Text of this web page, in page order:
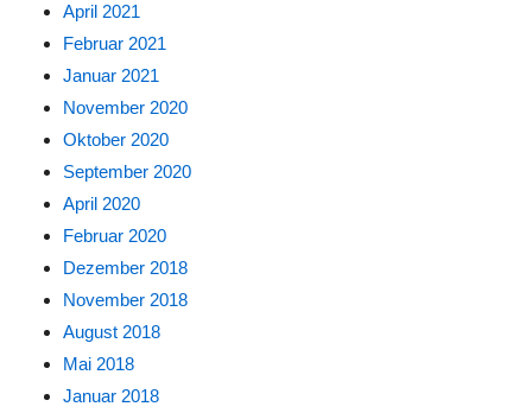
April 2021
Februar 2021
Januar 2021
November 2020
Oktober 2020
September 2020
April 2020
Februar 2020
Dezember 2018
November 2018
August 2018
Mai 2018
Januar 2018